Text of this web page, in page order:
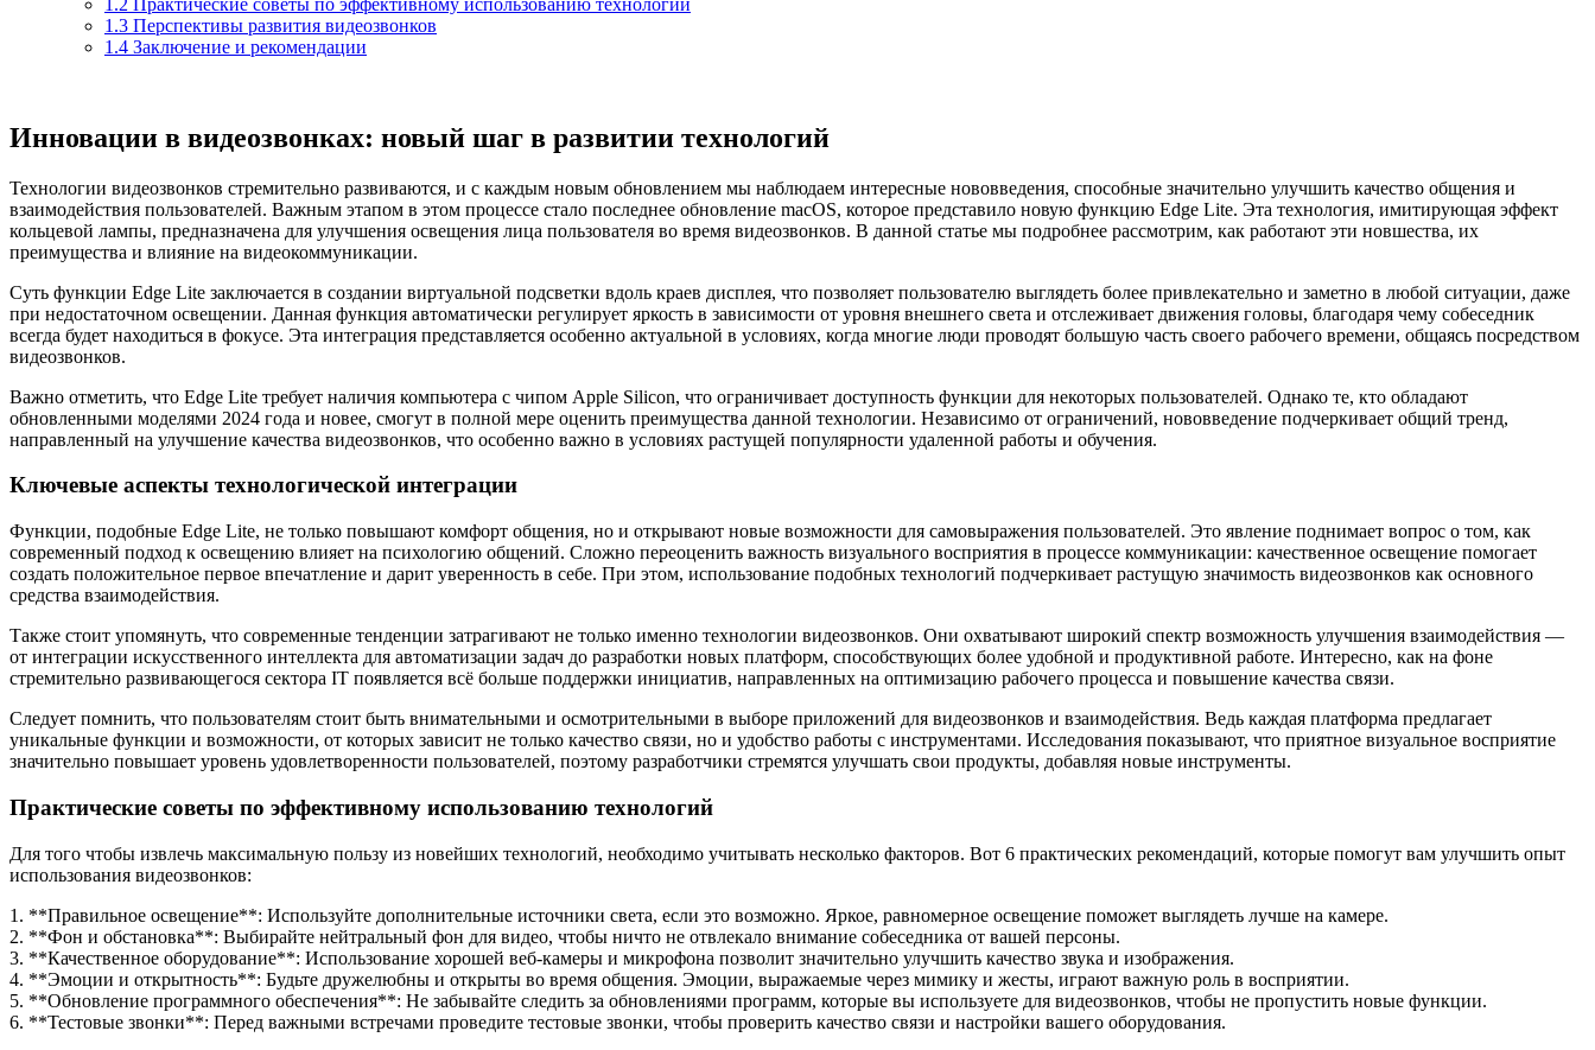
1.3 Перспективы развития видеозвонков
1.4 Заключение и рекомендации
Инновации в видеозвонках: новый шаг в развитии технологий
Технологии видеозвонков стремительно развиваются, и с каждым новым обновлением мы наблюдаем интересные нововведения, способные значительно улучшить качество общения и
взаимодействия пользователей. Важным этапом в этом процессе стало последнее обновление macOS, которое представило новую функцию Edge Lite. Эта технология, имитирующая эффект
кольцевой лампы, предназначена для улучшения освещения лица пользователя во время видеозвонков. В данной статье мы подробнее рассмотрим, как работают эти новшества, их
преимущества и влияние на видеокоммуникации.
Суть функции Edge Lite заключается в создании виртуальной подсветки вдоль краев дисплея, что позволяет пользователю выглядеть более привлекательно и заметно в любой ситуации, даже
при недостаточном освещении. Данная функция автоматически регулирует яркость в зависимости от уровня внешнего света и отслеживает движения головы, благодаря чему собеседник
всегда будет находиться в фокусе. Эта интеграция представляется особенно актуальной в условиях, когда многие люди проводят большую часть своего рабочего времени, общаясь посредством
видеозвонков.
Важно отметить, что Edge Lite требует наличия компьютера с чипом Apple Silicon, что ограничивает доступность функции для некоторых пользователей. Однако те, кто обладают
обновленными моделями 2024 года и новее, смогут в полной мере оценить преимущества данной технологии. Независимо от ограничений, нововведение подчеркивает общий тренд,
направленный на улучшение качества видеозвонков, что особенно важно в условиях растущей популярности удаленной работы и обучения.
Ключевые аспекты технологической интеграции
Функции, подобные Edge Lite, не только повышают комфорт общения, но и открывают новые возможности для самовыражения пользователей. Это явление поднимает вопрос о том, как
современный подход к освещению влияет на психологию общений. Сложно переоценить важность визуального восприятия в процессе коммуникации: качественное освещение помогает
создать положительное первое впечатление и дарит уверенность в себе. При этом, использование подобных технологий подчеркивает растущую значимость видеозвонков как основного
средства взаимодействия.
Также стоит упомянуть, что современные тенденции затрагивают не только именно технологии видеозвонков. Они охватывают широкий спектр возможность улучшения взаимодействия —
от интеграции искусственного интеллекта для автоматизации задач до разработки новых платформ, способствующих более удобной и продуктивной работе. Интересно, как на фоне
стремительно развивающегося сектора IT появляется всё больше поддержки инициатив, направленных на оптимизацию рабочего процесса и повышение качества связи.
Следует помнить, что пользователям стоит быть внимательными и осмотрительными в выборе приложений для видеозвонков и взаимодействия. Ведь каждая платформа предлагает
уникальные функции и возможности, от которых зависит не только качество связи, но и удобство работы с инструментами. Исследования показывают, что приятное визуальное восприятие
значительно повышает уровень удовлетворенности пользователей, поэтому разработчики стремятся улучшать свои продукты, добавляя новые инструменты.
Практические советы по эффективному использованию технологий
Для того чтобы извлечь максимальную пользу из новейших технологий, необходимо учитывать несколько факторов. Вот 6 практических рекомендаций, которые помогут вам улучшить опыт
использования видеозвонков:
1. **Правильное освещение**: Используйте дополнительные источники света, если это возможно. Яркое, равномерное освещение поможет выглядеть лучше на камере.
2. **Фон и обстановка**: Выбирайте нейтральный фон для видео, чтобы ничто не отвлекало внимание собеседника от вашей персоны.
3. **Качественное оборудование**: Использование хорошей веб-камеры и микрофона позволит значительно улучшить качество звука и изображения.
4. **Эмоции и открытность**: Будьте дружелюбны и открыты во время общения. Эмоции, выражаемые через мимику и жесты, играют важную роль в восприятии.
5. **Обновление программного обеспечения**: Не забывайте следить за обновлениями программ, которые вы используете для видеозвонков, чтобы не пропустить новые функции.
6. **Тестовые звонки**: Перед важными встречами проведите тестовые звонки, чтобы проверить качество связи и настройки вашего оборудования.